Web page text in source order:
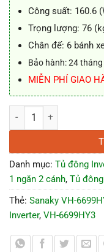
Công suất: 160.6
Trọng lượng: 76
Chân đế: 6 bánh
Bảo hành: 24 tháng
MIỄN PHÍ GIAO
Tủ đông Sanaky VH-
Danh mục: Tủ đông
1 ngăn 2 cánh, Tủ
Thẻ: Sanaky VH-
Inverter, VH-6699HY3